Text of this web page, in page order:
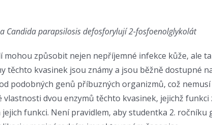
Candida parapsilosis defosforylují 2-fosfoenolglykolát
mohou způsobit nejen nepříjemné infekce kůže, ale
těchto kvasinek jsou známy a jsou běžně dostupné
podobných genů příbuzných organizmů, což
dvou enzymů těchto kvasinek, jejichž
funkci. Není pravidlem, aby studentka 2.